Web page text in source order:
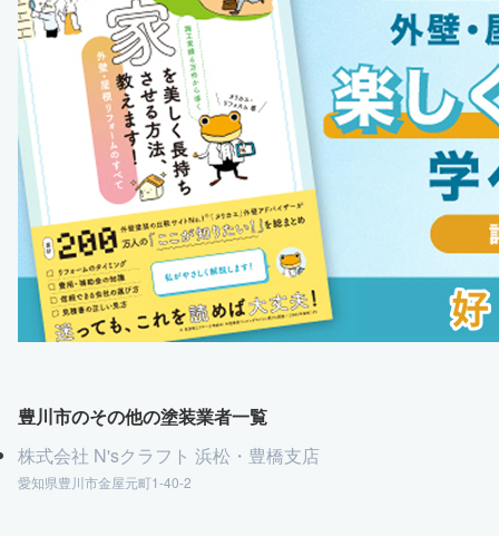
豊川市のその他の塗装業者一覧
株式会社 N'sクラフト 浜松・豊橋支店
愛知県豊川市金屋元町1-40-2